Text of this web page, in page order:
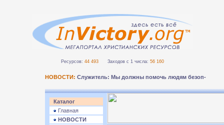
Ресурсов: 44 493 Заходов с 1 числа: 56 160
НОВОСТИ: Служитель: Мы должны помочь людям безопасно
Каталог
Главная
НОВОСТИ